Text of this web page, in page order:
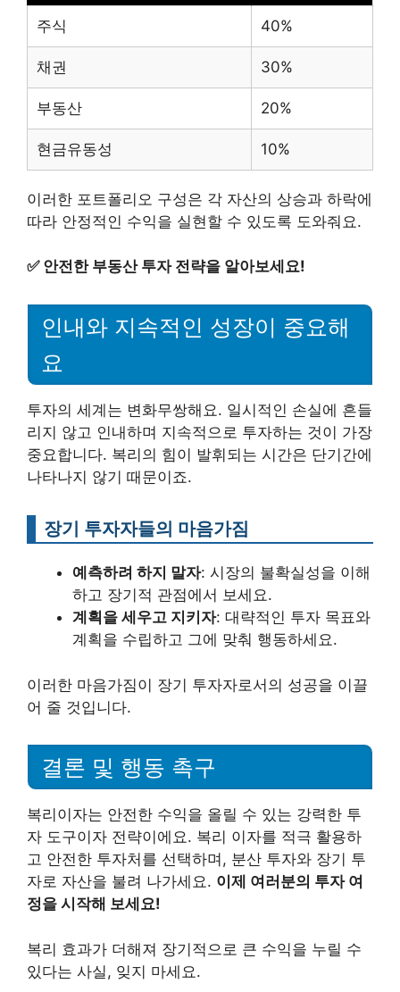
주식 40%
채권 30%
부동산 20%
현금유동성 10%
이러한 포트폴리오 구성은 각 자산의 상승과 하락에
따라 안정적인 수익을 실현할 수 있도록 도와줘요.
✅ 안전한 부동산 투자 전략을 알아보세요!
인내와 지속적인 성장이 중요해
요
투자의 세계는 변화무쌍해요. 일시적인 손실에 흔들
리지 않고 인내하며 지속적으로 투자하는 것이 가장
중요합니다. 복리의 힘이 발휘되는 시간은 단기간에
나타나지 않기 때문이죠.
장기 투자자들의 마음가짐
예측하려 하지 말자: 시장의 불확실성을 이해
하고 장기적 관점에서 보세요.
계획을 세우고 지키자: 대략적인 투자 목표와
계획을 수립하고 그에 맞춰 행동하세요.
이러한 마음가짐이 장기 투자자로서의 성공을 이끌
어 줄 것입니다.
결론 및 행동 촉구
복리이자는 안전한 수익을 올릴 수 있는 강력한 투
자 도구이자 전략이에요. 복리 이자를 적극 활용하
고 안전한 투자처를 선택하며, 분산 투자와 장기 투
자로 자산을 불려 나가세요. 이제 여러분의 투자 여
정을 시작해 보세요!
복리 효과가 더해져 장기적으로 큰 수익을 누릴 수
있다는 사실, 잊지 마세요.